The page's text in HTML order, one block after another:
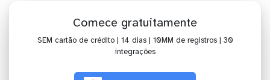
Comece gratuitamente
SEM cartão de crédito | 14 dias | 10MM de registros | 30
integrações